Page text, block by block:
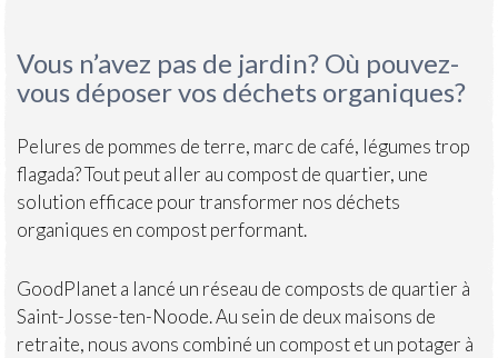
Vous n’avez pas de jardin? Où pouvez-
vous déposer vos déchets organiques?
Pelures de pommes de terre, marc de café, légumes trop
flagada? Tout peut aller au compost de quartier, une
solution efficace pour transformer nos déchets
organiques en compost performant.
GoodPlanet a lancé un réseau de composts de quartier à
Saint-Josse-ten-Noode. Au sein de deux maisons de
retraite, nous avons combiné un compost et un potager à